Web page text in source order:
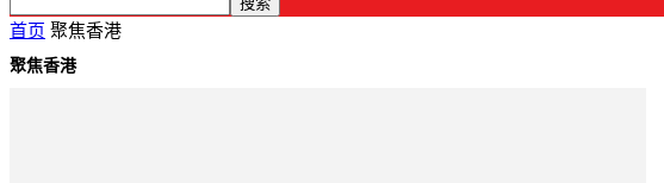
首页 聚焦香港
聚焦香港